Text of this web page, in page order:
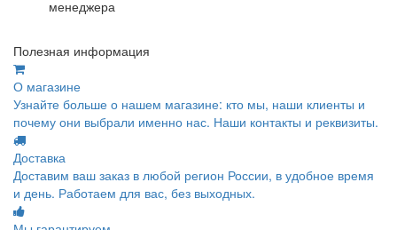
менеджера
Полезная информация
О магазине
Узнайте больше о нашем магазине: кто мы, наши клиенты и
почему они выбрали именно нас. Наши контакты и реквизиты.
Доставка
Доставим ваш заказ в любой регион России, в удобное время
и день. Работаем для вас, без выходных.